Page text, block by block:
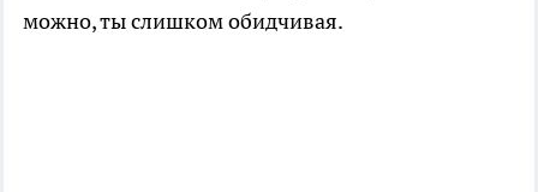
можно, ты слишком обидчивая.